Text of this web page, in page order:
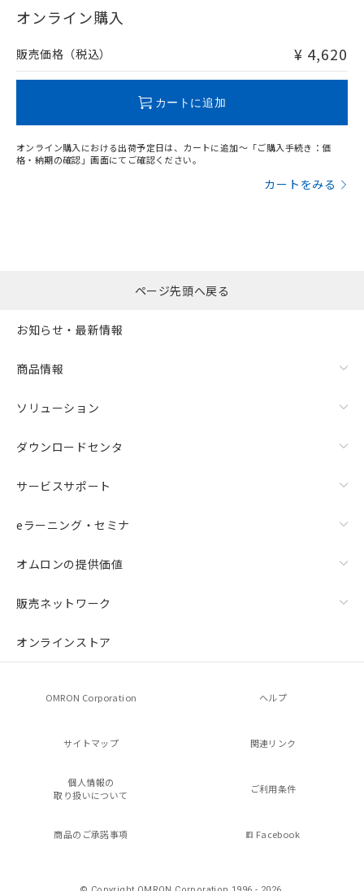
在庫等で未対応品が混在する可能性があります。
問い合わせください。
オンライン購入
販売価格（税込） ¥ 4,620
カートに追加
オンライン購入における出荷予定日は、カートに追加～「ご購入手続き：価
格・納期の確認」画面にてご確認ください。
カートをみる
ページ先頭へ戻る
お知らせ・最新情報
商品情報
ソリューション
ダウンロードセンタ
サービスサポート
eラーニング・セミナ
オムロンの提供価値
販売ネットワーク
オンラインストア
OMRON Corporation ヘルプ
サイトマップ 関連リンク
個人情報の
取り扱いについて
ご利用条件
商品のご承諾事項 Facebook